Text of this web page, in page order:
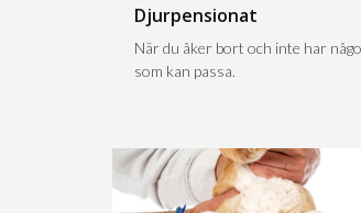
Djurpensionat
När du åker bort och inte har
som kan passa.